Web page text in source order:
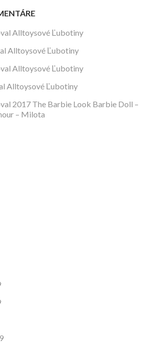
Alltoysové Ľubotiny
Alltoysové Ľubotiny
Alltoysové Ľubotiny
Alltoysové Ľubotiny
2017 The Barbie Look Barbie Doll –
– Milota